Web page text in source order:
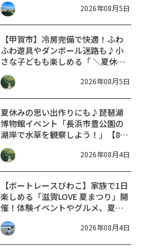
2026年08月5日
【甲賀市】冷房完備で快適！ふわ
ふわ遊具やダンボール迷路も♪小
さな子どもも楽しめる「 ＼夏休み
／にぎわい祭り」開催【8月15日・
16日】
2026年08月5日
夏休みの思い出作りにも♪琵琶湖
博物館イベント「長浜市豊公園の
湖岸で水草を観察しよう！」【8月
22日】
2026年08月4日
【ボートレースびわこ】家族で1日
楽しめる「滋賀LOVE 夏まつり」開
催！体験イベントやグルメ、夏休
みにぴったりの2日間♪
2026年08月4日